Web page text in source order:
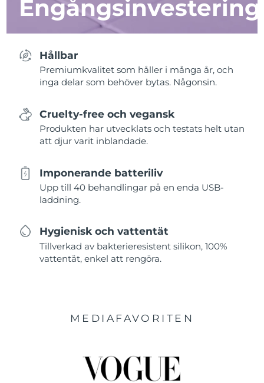
Engångsinvestering
Hållbar
Premiumkvalitet som håller i många år, och
inga delar som behöver bytas. Någonsin.
Cruelty-free och vegansk
Produkten har utvecklats och testats helt utan
att djur varit inblandade.
Imponerande batteriliv
Upp till 40 behandlingar på en enda USB-
laddning.
Hygienisk och vattentät
Tillverkad av bakterieresistent silikon, 100%
vattentät, enkel att rengöra.
MEDIAFAVORITEN